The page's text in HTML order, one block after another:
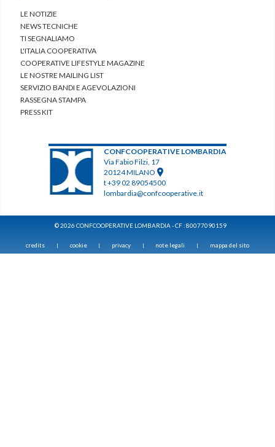
LE NOTIZIE
NEWS TECNICHE
TI SEGNALIAMO
L'ITALIA COOPERATIVA
COOPERATIVE LIFESTYLE MAGAZINE
LE NOSTRE MAILING LIST
SERVIZIO BANDI E AGEVOLAZIONI
RASSEGNA STAMPA
PRESS KIT
CONFCOOPERATIVE LOMBARDIA
Via Fabio Filzi, 17
20124 MILANO
t +39 02 89054500
lombardia@confcooperative.it
© 2026 CONFCOOPERATIVE LOMBARDIA - CF : 80077090159
credits | cookie | privacy | note legali | mappa del sito